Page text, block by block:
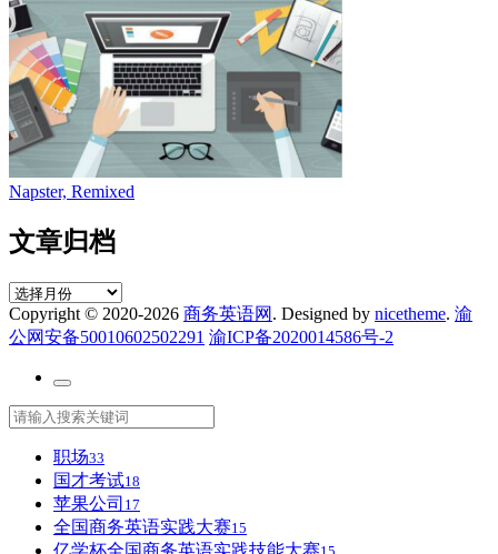
Napster, Remixed
文章归档
文
章
归
Copyright © 2020-2026 商务英语网 . Designed by nicetheme. 渝
公网安备50010602502291 渝ICP备2020014586号-2
职场33
国才考试18
苹果公司 17
全国商务英语实践大赛15
亿学杯全国商务英语实践技能大赛